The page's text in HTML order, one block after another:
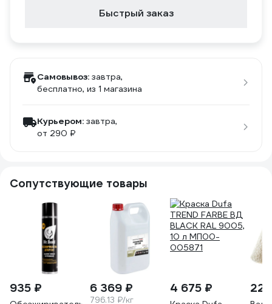
Быстрый заказ
Самовывоз: завтра,
бесплатно, из 1 магазина
Курьером: завтра,
от 290 ₽
Сопутствующие товары
935 ₽ 6 369 ₽
796.13 ₽/кг
4 675 ₽